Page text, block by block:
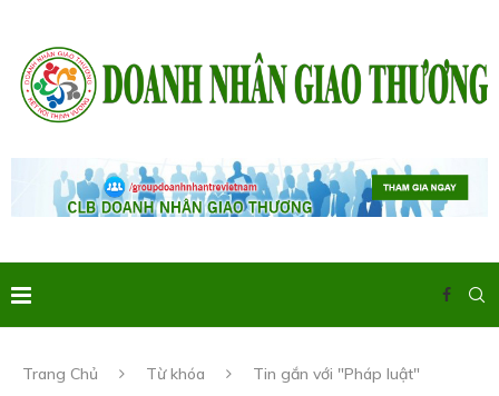
Trang Chủ Từ khóa Tin gắn với "Pháp luật"